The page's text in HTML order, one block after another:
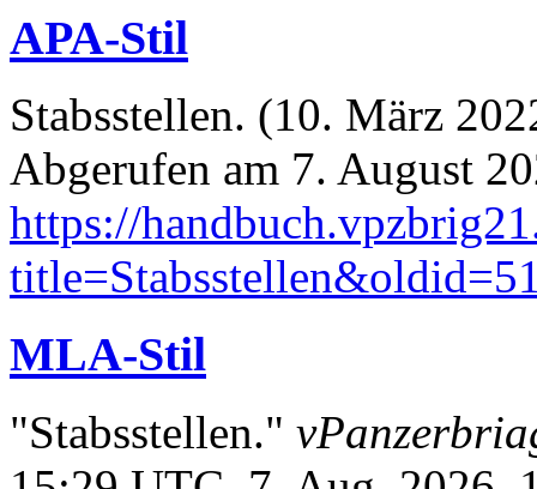
APA-Stil
Stabsstellen. (10. März
Abgerufen am 7. August
https://
MLA-Stil
"Stabsstellen."